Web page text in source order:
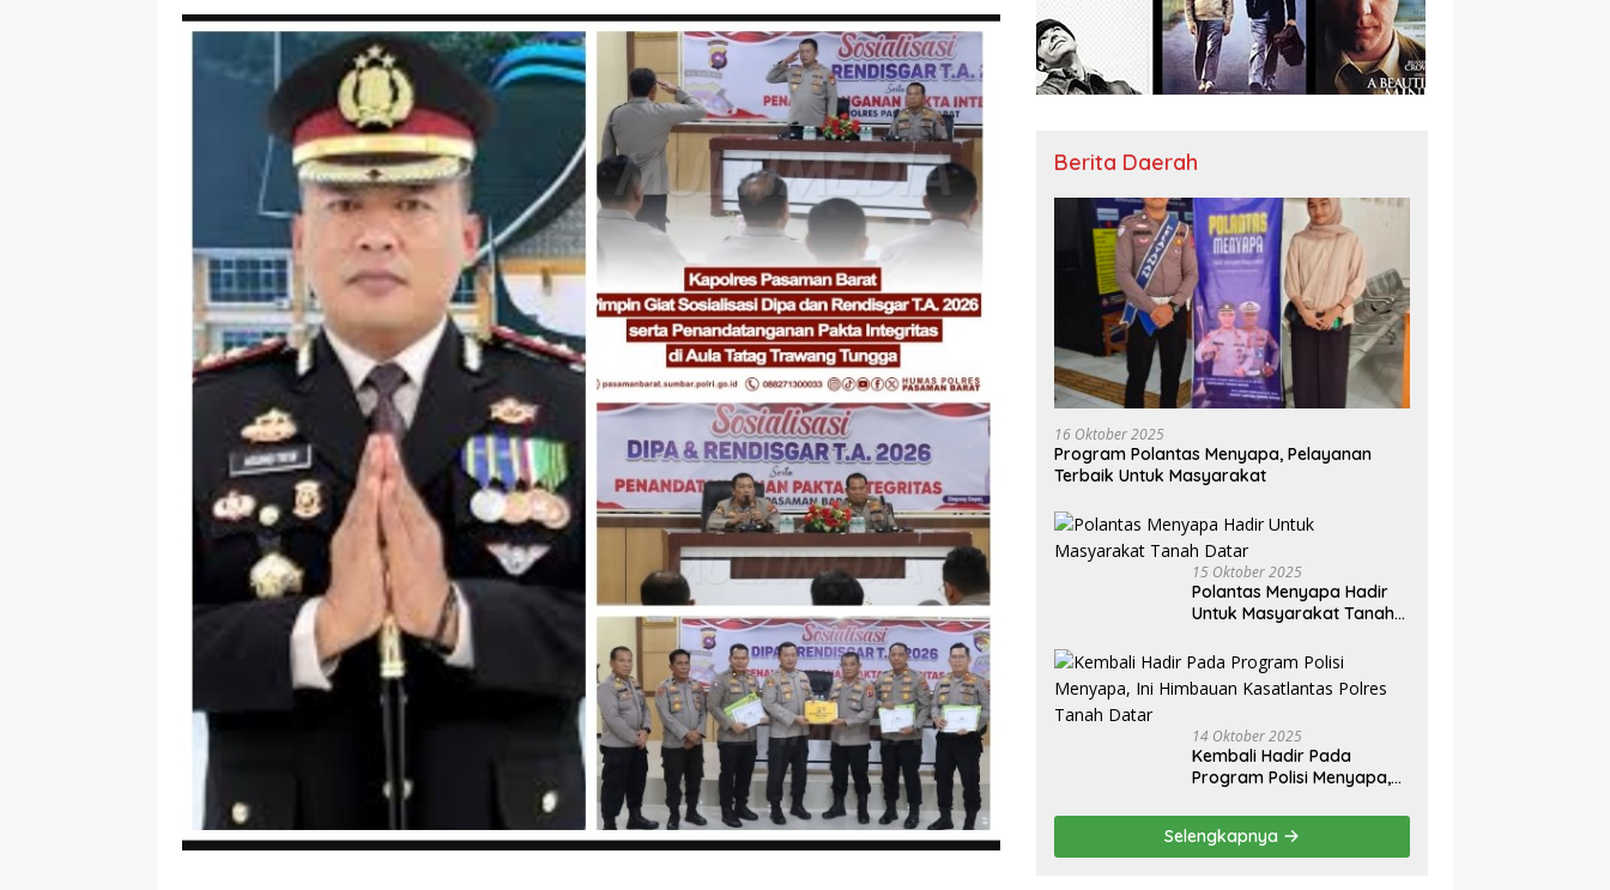
Berita Daerah
16 Oktober 2025
Program Polantas Menyapa, Pelayanan
Terbaik Untuk Masyarakat
15 Oktober 2025
Polantas Menyapa Hadir
Untuk Masyarakat Tanah
14 Oktober 2025
Kembali Hadir Pada
Program Polisi Menyapa,
Polres Tanah Datar
Selengkapnya